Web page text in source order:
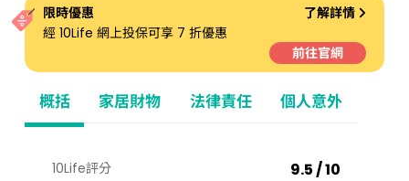
概括 家居財物 法律責任 個人意外
限時優惠
了解詳情
經 10Life 網上投保可享 7 折優惠
前往官網
10Life評分 9.5 / 10